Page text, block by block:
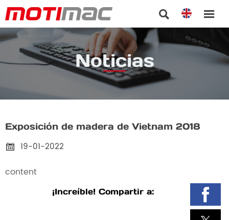
 
Noticias
Exposición de madera de Vietnam 2018
 19-01-2022
content
¡Increíble! Compartir a: